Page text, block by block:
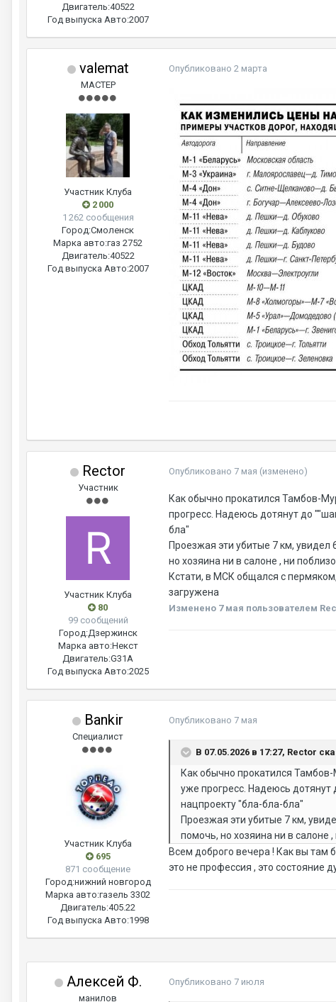
Двигатель:40522
Год выпуска Авто:2007
valemat
МАСТЕР
Участник Клуба
2 000
1 262 сообщения
Город:Смоленск
Марка авто:газ 2752
Двигатель:40522
Год выпуска Авто:2007
Опубликовано 2 марта
Rector
Участник
Участник Клуба
80
99 сообщений
Город:Дзержинск
Марка авто:Некст
Двигатель:G31A
Год выпуска Авто:2025
Опубликовано 7 мая (изменено)
Как обычно прокатился Тамбов-
прогресс. Надеюсь дотянут до
бла"
Проезжая эти убитые 7 км,
но хозяина ни в салоне , ни
Кстати, в МСК общался с
загружена
Изменено 7 мая пользователем
Bankir
Специалист
Участник Клуба
695
871 сообщение
Город:нижний новгород
Марка авто:газель 3302
Двигатель:405.22
Год выпуска Авто:1998
Опубликовано 7 мая
В 07.05.2026 в 17:27, Rector
Как обычно прокатился
уже прогресс. Надеюсь
нацпроекту "бла-бла-бла"
Проезжая эти убитые 7 км,
помочь, но хозяина ни в салоне
Всем доброго вечера ! Как вы там
это не профессия , это состояние
Алексей Ф.
манилов
Опубликовано 7 июля